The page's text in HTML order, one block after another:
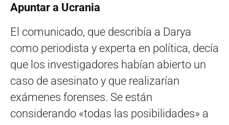
Apuntar a Ucrania
El comunicado, que describía a Darya
como periodista y experta en política, decía
que los investigadores habían abierto un
caso de asesinato y que realizarían
exámenes forenses. Se están
considerando «todas las posibilidades» a